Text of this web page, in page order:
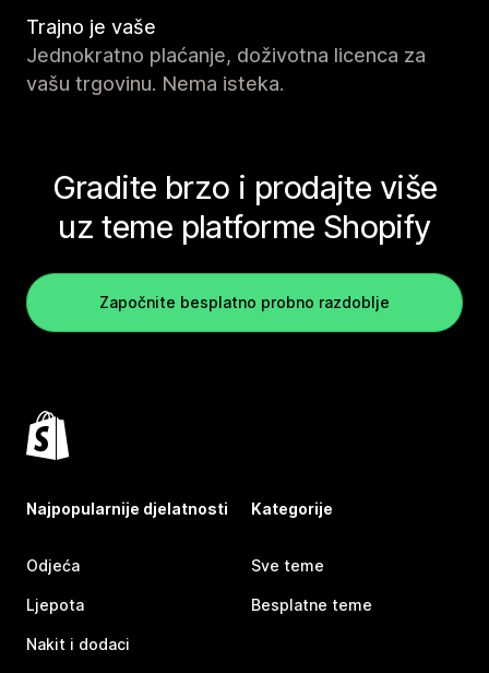
Trajno je vaše
Jednokratno plaćanje, doživotna licenca za
vašu trgovinu. Nema isteka.
Gradite brzo i prodajte više
uz teme platforme Shopify
Započnite besplatno probno razdoblje
Najpopularnije djelatnosti
Odjeća
Ljepota
Nakit i dodaci
Kategorije
Sve teme
Besplatne teme